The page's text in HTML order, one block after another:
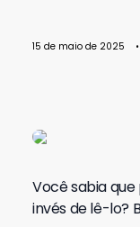
15 de maio de 2025 •
Você sabia que
invés de lê-lo?